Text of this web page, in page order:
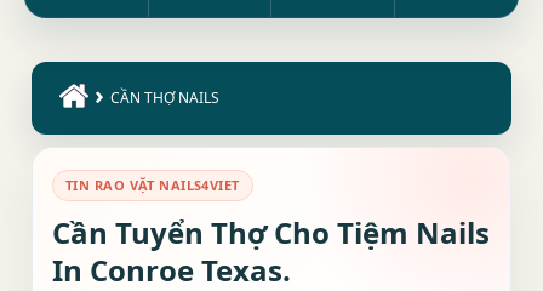
› CẦN THỢ NAILS
TIN RAO VẶT NAILS4VIET
Cần Tuyển Thợ Cho Tiệm Nails
In Conroe Texas.